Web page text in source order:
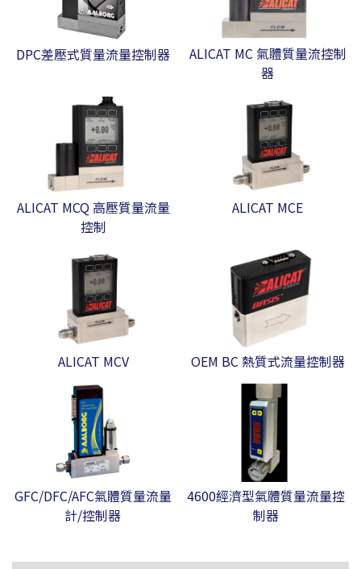
DPC差壓式質量流量控制器
ALICAT MC 氣體質量流控制
器
ALICAT MCQ 高壓質量流量
控制
ALICAT MCE
ALICAT MCV OEM BC 熱質式流量控制器
GFC/DFC/AFC氣體質量流量
計/控制器
4600經濟型氣體質量流量控
制器